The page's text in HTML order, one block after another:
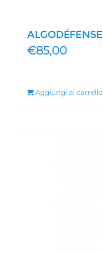
ALGODÉFENSE
€85,00
Aggiungi al carrello